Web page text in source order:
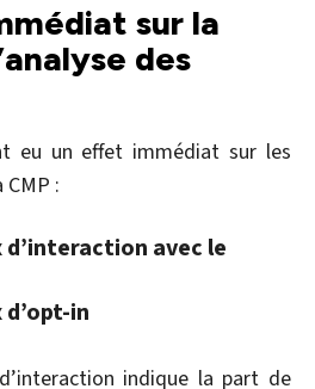
sur la
des
eu un effet immédiat sur les
:
d’interaction avec le
in
indique la part de